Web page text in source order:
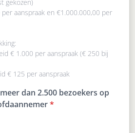
gekozen)
aanspraak en €1.000.000,00 per
€ 1.000 per aanspraak (€ 250 bij
€ 125 per aanspraak
dan 2.500 bezoekers op
*